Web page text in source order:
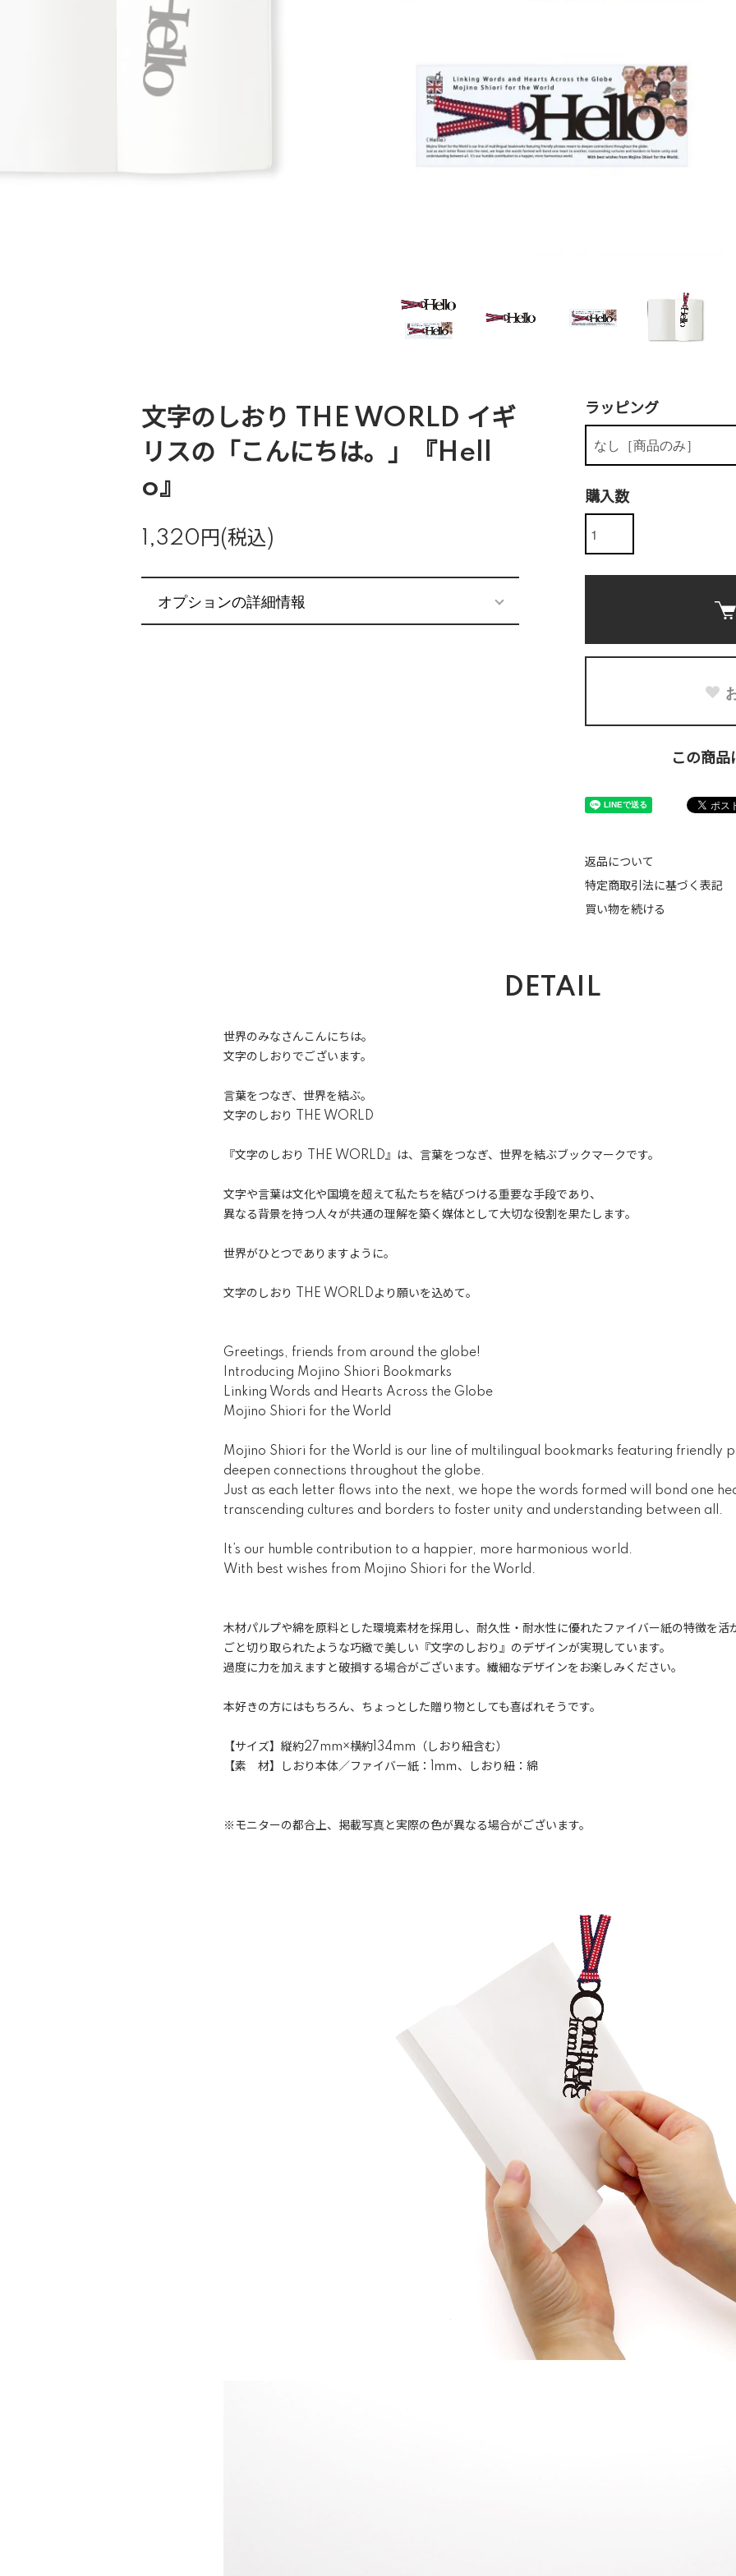
文字のしおり THE WORLD イギ
リスの「こんにちは。」『Hell
o』
1,320円(税込)
オプションの詳細情報
ラッピング
購入数
この商品
返品について
特定商取引法に基づく表記
買い物を続ける
DETAIL
世界のみなさんこんにちは。
文字のしおりでございます。
言葉をつなぎ、世界を結ぶ。
文字のしおり THE WORLD
『文字のしおり THE WORLD』は、言葉をつなぎ、世界を結ぶブックマークです。
文字や言葉は文化や国境を超えて私たちを結びつける重要な手段であり、
異なる背景を持つ人々が共通の理解を築く媒体として大切な役割を果たします。
世界がひとつでありますように。
文字のしおり THE WORLDより願いを込めて。
Greetings, friends from around the globe!
Introducing Mojino Shiori Bookmarks
Linking Words and Hearts Across the Globe
Mojino Shiori for the World
Mojino Shiori for the World is our line of multilingual bookmarks featuring friendly
deepen connections throughout the globe.
Just as each letter flows into the next, we hope the words formed will bond one
transcending cultures and borders to foster unity and understanding between all.
It’s our humble contribution to a happier, more harmonious world.
With best wishes from Mojino Shiori for the World.
木材パルプや綿を原料とした環境素材を採用し、耐久性・耐水性に優れたファイバー紙の特徴を活
ごと切り取られたような巧緻で美しい『文字のしおり』のデザインが実現しています。
過度に力を加えますと破損する場合がございます。繊細なデザインをお楽しみください。
本好きの方にはもちろん、ちょっとした贈り物としても喜ばれそうです。
【サイズ】縦約27mm×横約134mm（しおり紐含む）
【素 材】しおり本体／ファイバー紙：1ｍｍ、しおり紐：綿
※モニターの都合上、掲載写真と実際の色が異なる場合がございます。